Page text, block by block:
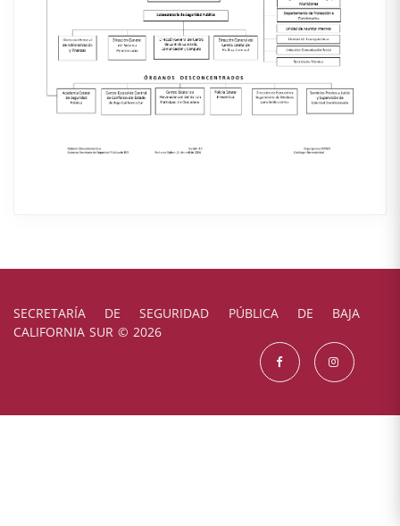
SECRETARÍA DE SEGURIDAD PÚBLICA DE BAJA
CALIFORNIA SUR © 2026